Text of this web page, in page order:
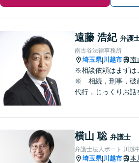
遠藤 浩紀 弁護
南古谷法律事務所
埼玉県|川越市 南
※相談依頼はまずは
※ 相続，刑事，破
代行，じっくりお話
で、様々な問題に直
ました。相談だけで
にお問合せください
横山 聡 弁護士
弁護士法人ポート 川越
埼玉県|川越市 本